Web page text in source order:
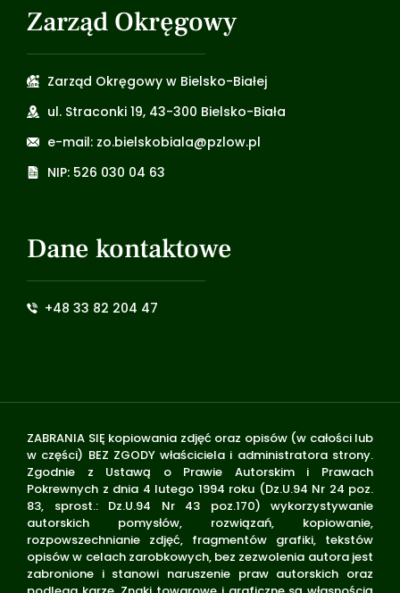
Zarząd Okręgowy
Zarząd Okręgowy w Bielsko-Białej
ul. Straconki 19, 43-300 Bielsko-Biała
e-mail: zo.bielskobiala@pzlow.pl
NIP: 526 030 04 63
Dane kontaktowe
+48 33 82 204 47
ZABRANIA SIĘ kopiowania zdjęć oraz opisów (w całości lub
w części) BEZ ZGODY właściciela i administratora strony.
Zgodnie z Ustawą o Prawie Autorskim i Prawach
Pokrewnych z dnia 4 lutego 1994 roku (Dz.U.94 Nr 24 poz.
83, sprost.: Dz.U.94 Nr 43 poz.170) wykorzystywanie
autorskich pomysłów, rozwiązań, kopiowanie,
rozpowszechnianie zdjęć, fragmentów grafiki, tekstów
opisów w celach zarobkowych, bez zezwolenia autora jest
zabronione i stanowi naruszenie praw autorskich oraz